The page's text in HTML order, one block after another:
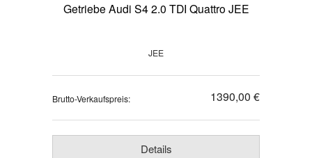
Getriebe Audi S4 2.0 TDI Quattro JEE
JEE
Brutto-Verkaufspreis: 1390,00 €
Details